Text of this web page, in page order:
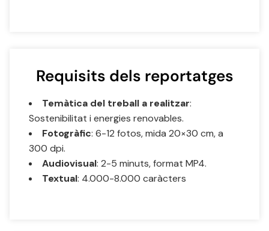
Requisits dels reportatges
Temàtica del treball a realitzar:
Sostenibilitat i energies renovables.
Fotogràfic: 6-12 fotos, mida 20×30 cm, a
300 dpi.
Audiovisual: 2-5 minuts, format MP4.
Textual: 4.000-8.000 caràcters